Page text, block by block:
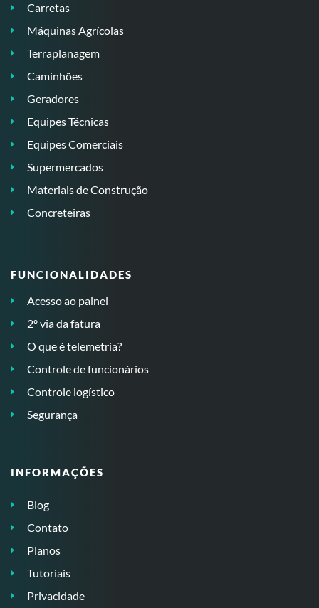
Carretas
Máquinas Agrícolas
Terraplanagem
Caminhões
Geradores
Equipes Técnicas
Equipes Comerciais
Supermercados
Materiais de Construção
Concreteiras
FUNCIONALIDADES
Acesso ao painel
2º via da fatura
O que é telemetria?
Controle de funcionários
Controle logístico
Segurança
INFORMAÇÕES
Blog
Contato
Planos
Tutoriais
Privacidade